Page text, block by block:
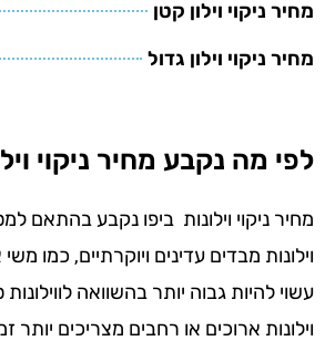
מחיר ניקוי וילון קטן
מחיר ניקוי וילון גדול
לפי מה נקבע מחיר ניקוי
מחיר ניקוי וילונות ביפו נקבע בהתאם
וילונות מבדים עדינים ויוקרתיים, כמו
עשוי להיות גבוה יותר בהשוואה
וילונות ארוכים או רחבים מצריכים יותר